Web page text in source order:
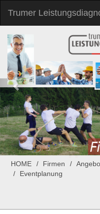
Trumer
HOME Firmen
Eventplanung